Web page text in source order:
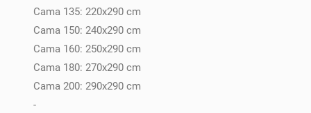
Cama 135: 220x290 cm
Cama 150: 240x290 cm
Cama 160: 250x290 cm
Cama 180: 270x290 cm
Cama 200: 290x290 cm
-